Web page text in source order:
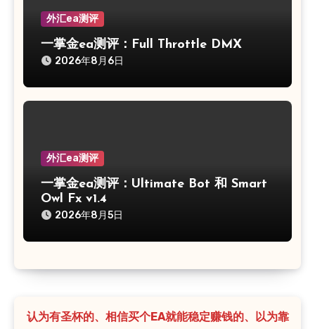
外汇ea测评
一掌金ea测评：Full Throttle DMX
2026年8月6日
外汇ea测评
一掌金ea测评：Ultimate Bot 和 Smart
Owl Fx v1.4
2026年8月5日
认为有圣杯的、相信买个EA就能稳定赚钱的、以为靠